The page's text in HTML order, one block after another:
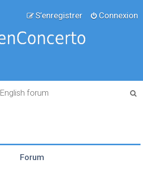
Connexion
S’enregistrer
English forum
e
Forum